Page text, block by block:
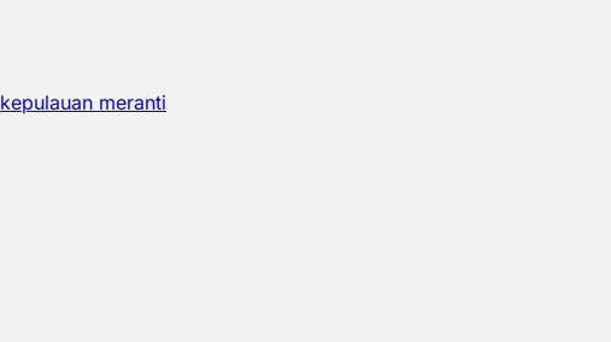
kepulauan meranti